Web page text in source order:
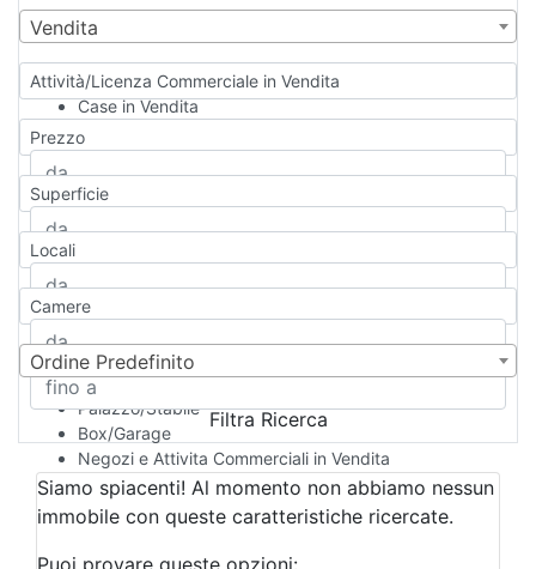
Vendita
Attività/Licenza Commerciale in Vendita
Case in Vendita
Qualsiasi
Appartamento
Casa indipendente
Casa Semi-indipendente
Attico/Mansarda
Rustico/Casale
Camera d'Albergo
Multiproprietà
Palazzo/Stabile
Box/Garage
Negozi e Attivita Commerciali in Vendita
Qualsiasi
Attività/Licenza Commerciale
Azienda Agricola
Bar/Ristorante
Prezzo
Superficie
Locali
Camere
Ordine Predefinito
Filtra Ricerca
Siamo spiacenti! Al momento non abbiamo nessun
immobile con queste caratteristiche ricercate.
Puoi provare queste opzioni: